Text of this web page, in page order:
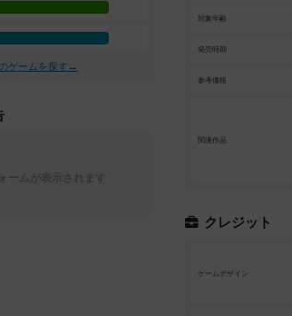
対象年齢
発売時期
参考価格
関連作品
クレジット
ゲームデザイン
ゲームを探す→